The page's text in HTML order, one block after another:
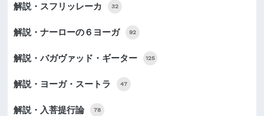
解説・スフリッレーカ 32
解説・ナーローの６ヨーガ 92
解説・バガヴァッド・ギーター 125
解説・ヨーガ・スートラ 47
解説・入菩提行論 78